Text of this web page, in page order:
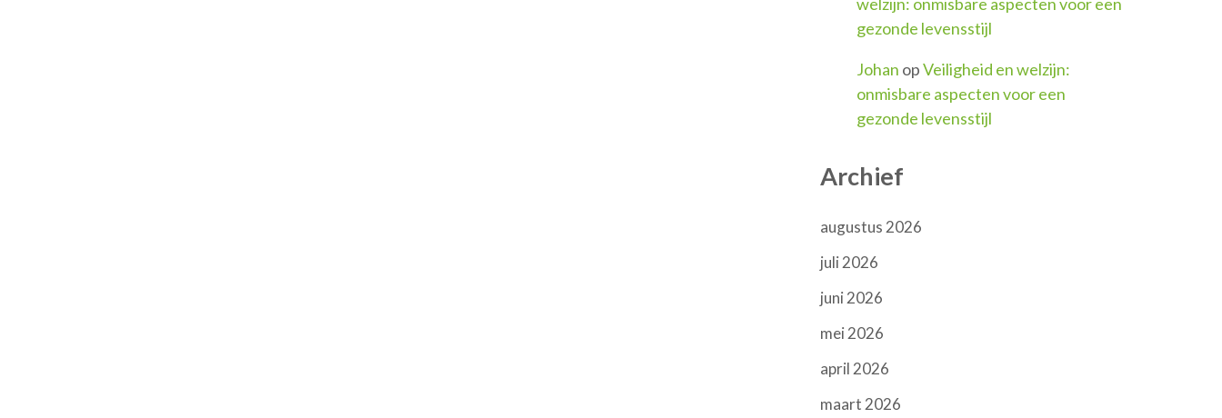
gezonde levensstijl
Johan opVeiligheid en welzijn:
onmisbare aspecten voor een
gezonde levensstijl
Archief
augustus 2026
juli 2026
juni 2026
mei 2026
april 2026
maart 2026